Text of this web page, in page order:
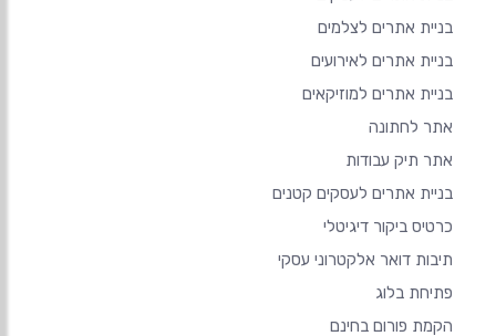
בניית אתרים לצלמים
בניית אתרים לאירועים
בניית אתרים למוזיקאים
אתר לחתונה
אתר תיק עבודות
בניית אתרים לעסקים קטנים
כרטיס ביקור דיגיטלי
תיבות דואר אלקטרוני עסקי
פתיחת בלוג
הקמת פורום בחינם